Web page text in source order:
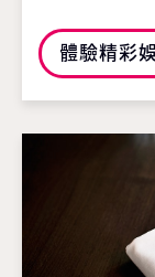
體驗精彩